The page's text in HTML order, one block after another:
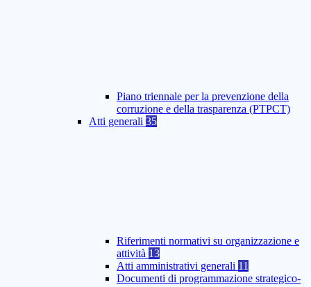
Piano triennale per la prevenzione della
corruzione e della trasparenza (PTPCT)
Atti generali 35
Riferimenti normativi su organizzazione e
attività 13
Atti amministrativi generali 11
Documenti di programmazione strategico-